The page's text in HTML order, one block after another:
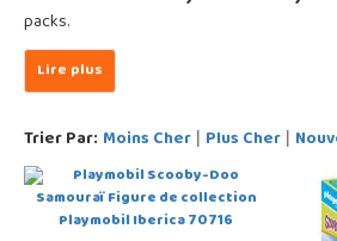
packs.
Trier Par: Moins Cher | Plus Cher |